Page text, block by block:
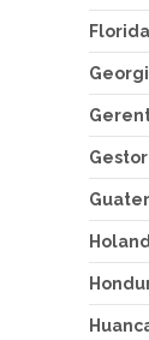
Florida